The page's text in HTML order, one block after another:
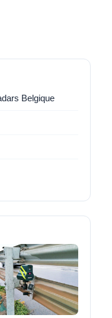
h pour les routes
Belgique